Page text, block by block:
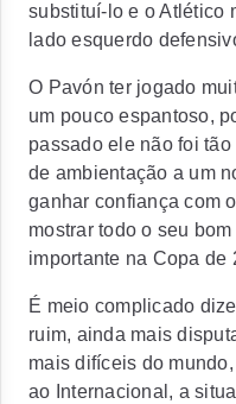
substituí-lo e o Atlético
lado esquerdo
O Pavón ter jogado
um pouco espantoso,
passado ele não foi
de ambientação a um
ganhar confiança com
mostrar todo o seu
importante na Copa de
É meio complicado
ruim, ainda mais
mais difíceis do
ao Internacional, a